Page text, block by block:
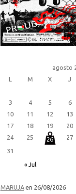
agosto
L
M X J
« Jul
3
4 5 6
10
11 12 13
17
18 19 20
24
25 26 27
31
MARUJAen 26/08/2026